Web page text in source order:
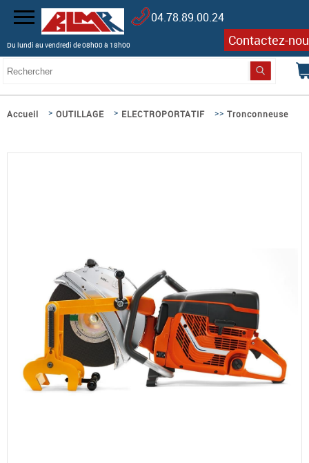
04.78.89.00.24
Du lundi au vendredi de 08h00 à 18h00 Contactez-
Accueil > OUTILLAGE > ELECTROPORTATIF >> Tronconneuse